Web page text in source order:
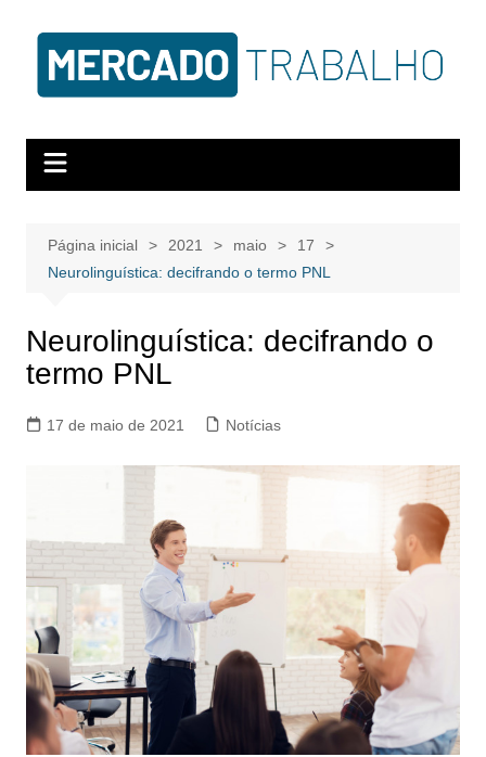
Página inicial 2021 maio
17
Neurolinguística: decifrando o termo PNL
Neurolinguística: decifrando o
termo PNL
17 de maio de 2021 Notícias